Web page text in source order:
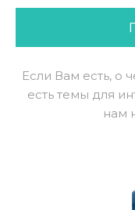
Если Вам есть, о
есть темы для
нам